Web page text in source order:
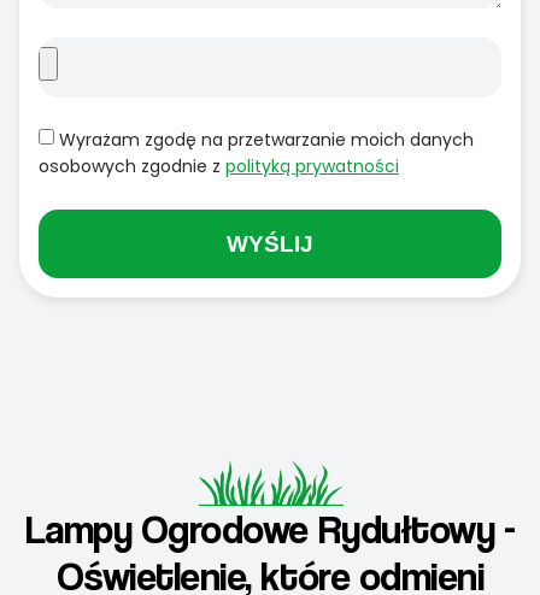
Wyrażam zgodę na przetwarzanie moich danych
osobowych zgodnie z polityką prywatności
WYŚLIJ
Lampy Ogrodowe Rydułtowy -
Oświetlenie, które odmieni